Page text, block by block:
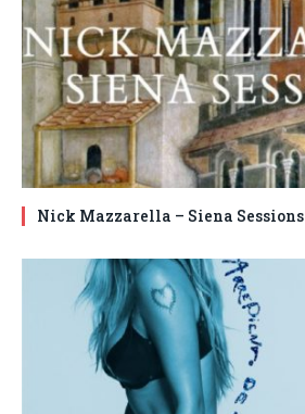
Nick Mazzarella – Siena Sessions